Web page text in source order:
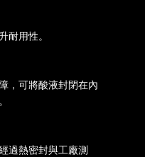
耐用性。
，可將酸液封閉在內
過熱密封與工廠測